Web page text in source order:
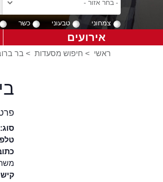
צמחוני טבעוני כשר
אירועים
ראשי > חיפוש מסעדות > בר
משה בקר